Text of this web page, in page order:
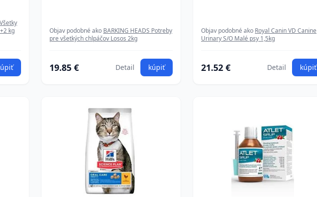
kg
Objav podobné ako BARKING HEADS Potreby
pre všetkých chlpáčov Losos 2kg
19.85 € Detail kúpiť
Objav podobné ako Royal Canin VD Canine
Urinary S/O Malé psy 1,5kg
21.52 € Detail kúpiť